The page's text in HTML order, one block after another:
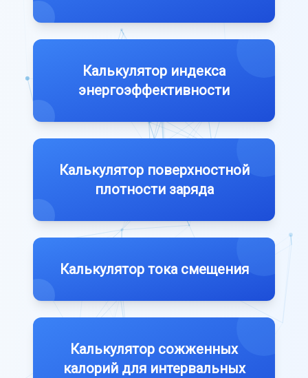
Калькулятор индекса
энергоэффективности
Калькулятор поверхностной
плотности заряда
Калькулятор тока смещения
Калькулятор сожженных
калорий для интервальных